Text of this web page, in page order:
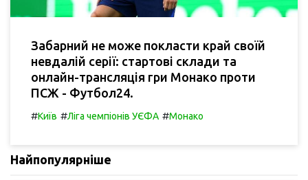
Забарний не може покласти край своїй
невдалій серії: стартові склади та
онлайн-трансляція гри Монако проти
ПСЖ - Футбол24.
#Київ #Ліга чемпіонів УЄФА #Монако
Найпопулярніше